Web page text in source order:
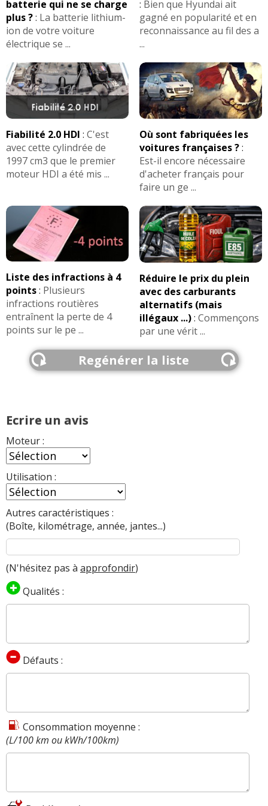
15/20 1.4 TSI 122 ch 04/2011(0 )
17/20
1.4 TSI 122 ch Boite mécanique, 50000
km, ann(0 )
15/20
1.4 TSI 122 ch 35000 km, 2012,
14/20 1.4 TSI 122 ch(0 )
13/20
000km de( )
-- /20 1.4 TSI 122 ch 10-06-2011( 0 )
10/20
1.4 TSI 122 ch Année 2009, 70 000KM,
Carat Ed
)
18/20
1.4 TSI 122 ch Bv6, 11/2009, 135.000km
18/20
1.4 TSI 122 ch Bv6, 11/2009, 135.000km
18/20
VITESES, 935
16/20 1.4 TSI 122 ch 20000 2011 conforline
17/20 1.4 TSI 122 ch sw,dsg7,modele 2011
)
09/20
Golf 6 1.4 TSI 122 DSG7 carat 3 portes
(1 )
17/20
16/20
10/20 1.4 TSI 122 ch 246000(0 )
13/20
1.4 TSI 122 ch
18/20
1.4 TSI 122 ch 7000 km , 2011 , STYLE
batterie qui ne se charge
plus ?: La batterie lithium-
ion de votre voiture
électrique se ...
: Bien que Hyundai ait
gagné en popularité et en
reconnaissance au fil des a
...
Fiabilité 2.0 HDI : C'est
avec cette cylindrée de
1997 cm3 que le premier
moteur HDI a été mis ...
Où sont fabriquées les
voitures françaises ?:
Est-il encore nécessaire
d'acheter français pour
faire un ge ...
Liste des infractions à 4
points: Plusieurs
infractions routières
entraînent la perte de 4
points sur le pe ...
Réduire le prix du plein
avec des carburants
alternatifs (mais
illégaux ...): Commençons
par une vérit ...
Regénérer la liste
Ecrire un avis
Moteur :
Utilisation :
Autres caractéristiques :
(Boîte, kilométrage, année, jantes...)
(N'hésitez pas à approfondir)
Qualités :
Défauts :
Consommation moyenne :
(L/100 km ou kWh/100km)